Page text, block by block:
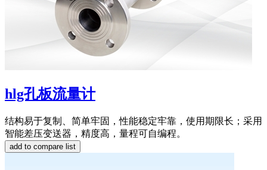
hlg孔板流量计
结构易于复制、简单牢固，性能稳定牢靠，使用期限长；采用
智能差压变送器，精度高，量程可自编程。